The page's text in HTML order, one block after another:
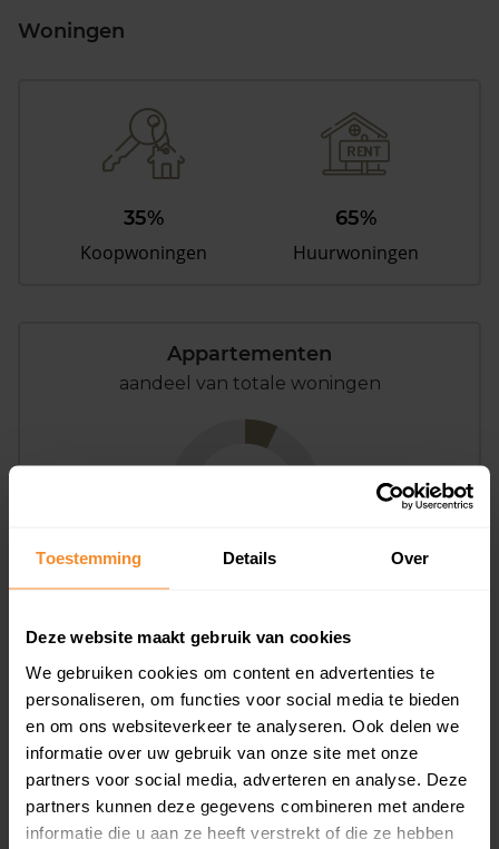
Toestemming Details Over
Deze website maakt gebruik van cookies
We gebruiken cookies om content en advertenties te
personaliseren, om functies voor social media te bieden
en om ons websiteverkeer te analyseren. Ook delen we
informatie over uw gebruik van onze site met onze
partners voor social media, adverteren en analyse. Deze
partners kunnen deze gegevens combineren met andere
informatie die u aan ze heeft verstrekt of die ze hebben
Woningen
35%
Koopwoningen
65%
Huurwoningen
Appartementen
aandeel van totale woningen